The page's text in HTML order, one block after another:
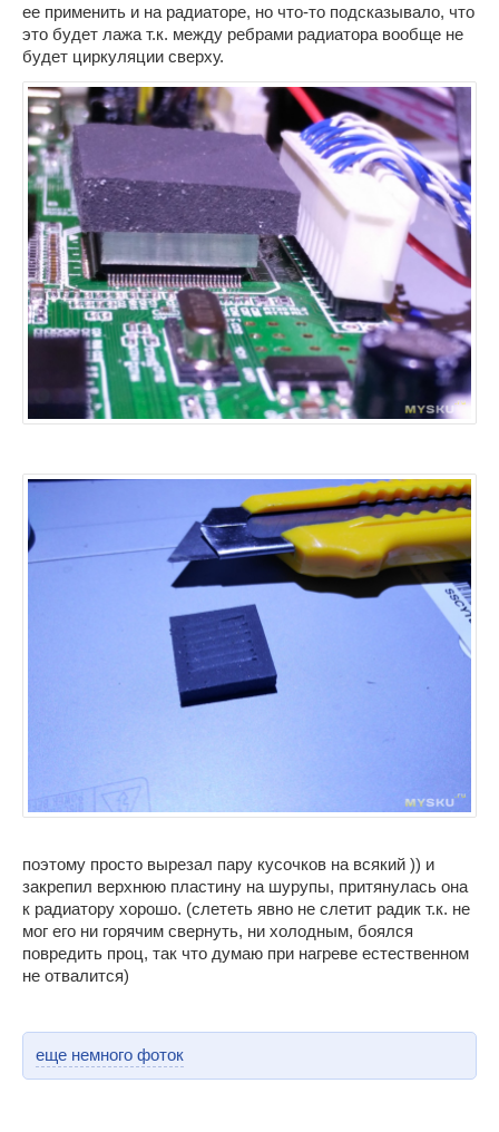
ее применить и на радиаторе, но что-то подсказывало, что
это будет лажа т.к. между ребрами радиатора вообще не
будет циркуляции сверху.
поэтому просто вырезал пару кусочков на всякий )) и
закрепил верхнюю пластину на шурупы, притянулась она
к радиатору хорошо. (слететь явно не слетит радик т.к. не
мог его ни горячим свернуть, ни холодным, боялся
повредить проц, так что думаю при нагреве естественном
не отвалится)
еще немного фоток